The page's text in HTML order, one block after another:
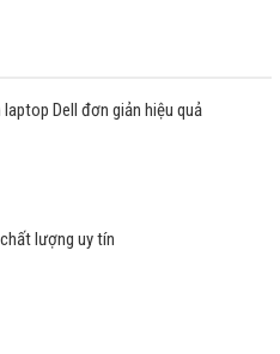
Dell đơn giản hiệu quả
lượng uy tín